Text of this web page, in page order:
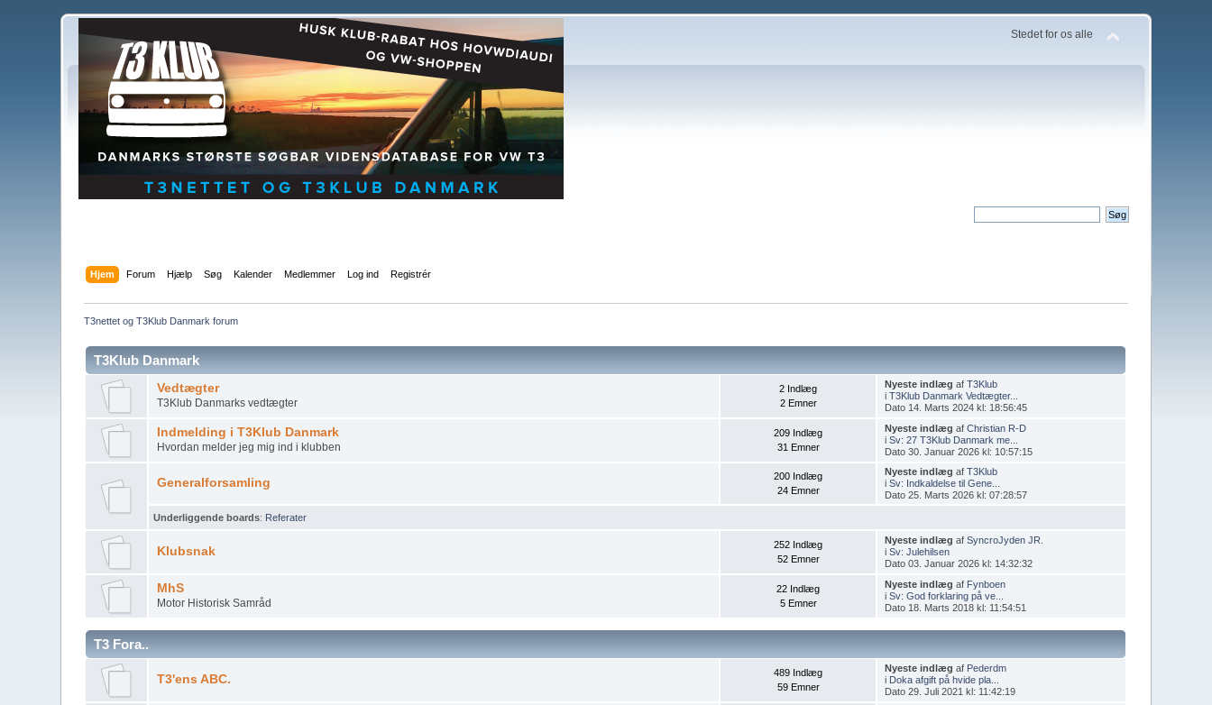
Stedet for os alle
Hjem Forum Hjælp Søg Kalender Medlemmer Log ind Registrér
T3nettet og T3Klub Danmark forum
T3Klub Danmark
Vedtægter
T3Klub Danmarks vedtægter
2 Indlæg
2 Emner
Nyeste indlæg af T3Klub
i T3Klub Danmark Vedtægter...
Dato 14. Marts 2024 kl: 18:56:45
Indmelding i T3Klub Danmark
Hvordan melder jeg mig ind i klubben
209 Indlæg
31 Emner
Nyeste indlæg af Christian R-D
i Sv: 27 T3Klub Danmark me...
Dato 30. Januar 2026 kl: 10:57:15
Generalforsamling
200 Indlæg
24 Emner
Nyeste indlæg af T3Klub
i Sv: Indkaldelse til Gene...
Dato 25. Marts 2026 kl: 07:28:57
Underliggende boards: Referater
Klubsnak
252 Indlæg
52 Emner
Nyeste indlæg af SyncroJyden JR.
i Sv: Julehilsen
Dato 03. Januar 2026 kl: 14:32:32
MhS
Motor Historisk Samråd
22 Indlæg
5 Emner
Nyeste indlæg af Fynboen
i Sv: God forklaring på ve...
Dato 18. Marts 2018 kl: 11:54:51
T3 Fora..
T3'ens ABC.
489 Indlæg
59 Emner
Nyeste indlæg af Pederdm
i Doka afgift på hvide pla...
Dato 29. Juli 2021 kl: 11:42:19